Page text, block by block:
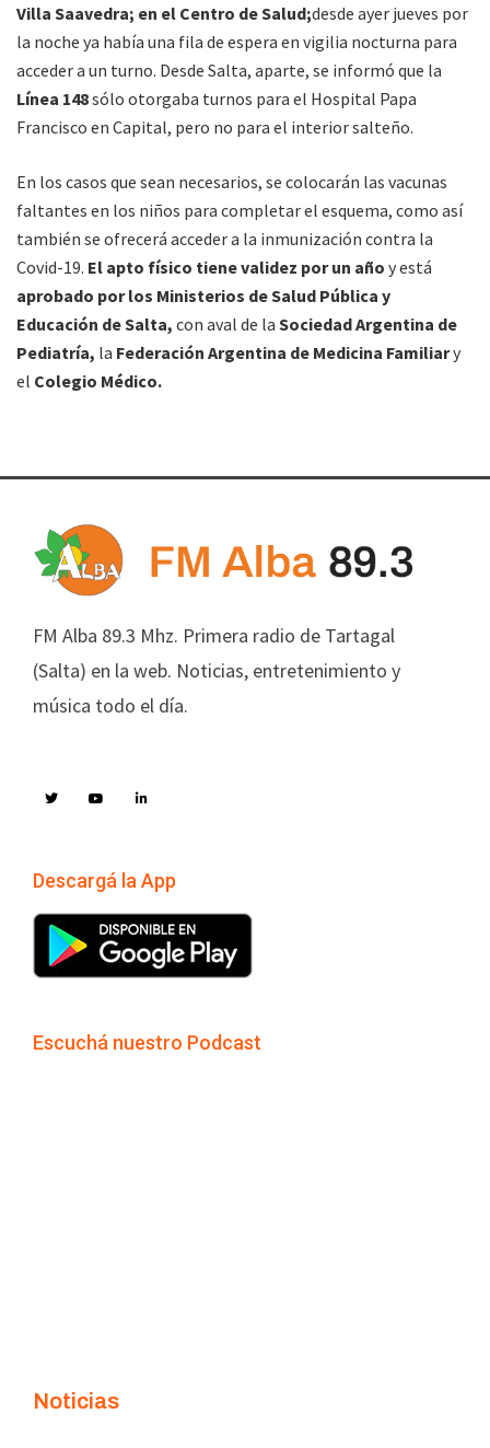
Villa Saavedra; en el Centro de Salud;desde ayer jueves por
la noche ya había una fila de espera en vigilia nocturna para
acceder a un turno. Desde Salta, aparte, se informó que la
Línea 148sólo otorgaba turnos para el Hospital Papa
Francisco en Capital, pero no para el interior salteño.
En los casos que sean necesarios, se colocarán las vacunas
faltantes en los niños para completar el esquema, como así
también se ofrecerá acceder a la inmunización contra la
Covid-19. El apto físico tiene validez por un año y está
aprobado por los Ministerios de Salud Pública y
Educación de Salta, con aval de la Sociedad Argentina de
Pediatría, la Federación Argentina de Medicina Familiary
el Colegio Médico.
FM Alba 89.3 Mhz. Primera radio de Tartagal
(Salta) en la web. Noticias, entretenimiento y
música todo el día.
Descargá la App
Escuchá nuestro Podcast
Noticias